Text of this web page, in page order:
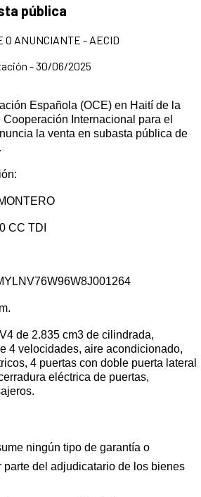
pública
O ANUNCIANTE - AECID
- 30/06/2025
Española (OCE) en Haití de la
Internacional para el
la venta en subasta pública de
CC TDI
de 2.835 cm3 de cilindrada,
4 velocidades, aire acondicionado,
4 puertas con doble puerta lateral
eléctrica de puertas,
ningún tipo de garantía o
parte del adjudicatario de los bienes